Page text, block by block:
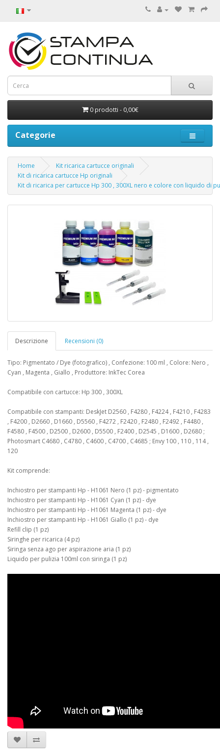
0 prodotti - 0,00€
Categorie
Home
Kit ricarica cartucce originali
Kit di ricarica cartucce Hp originali
Kit di ricarica per cartucce Hp 300 , 300XL nero e colore con liquido di
Descrizione Recensioni (0)
Tipo: Pigmentato / Dye (fotografico) , Confezione: 100 ml , Colore: Nero ,
Cyan , Magenta , Giallo , Produttore: InkTec Corea
Compatibile con cartucce: Hp 300 , 300XL
Compatibile con stampanti: DeskJet D2560 , F4280 , F4224 , F4210 , F4283
, F4200 , D2660 , D1660 , D5560 , F4272 , F2420 , F2480 , F2492 , F4480 ,
F4580 , F4500 , D2500 , D2600 , D5500 , F2400 , D2545 , D1600 , D2680 ;
Photosmart C4680 , C4780 , C4600 , C4700 , C4685 ; Envy 100 , 110 , 114 ,
120
Kit comprende:
Inchiostro per stampanti Hp - H1061 Nero (1 pz) - pigmentato
Inchiostro per stampanti Hp - H1061 Cyan (1 pz) - dye
Inchiostro per stampanti Hp - H1061 Magenta (1 pz) - dye
Inchiostro per stampanti Hp - H1061 Giallo (1 pz) - dye
Refill clip (1 pz)
Siringhe per ricarica (4 pz)
Siringa senza ago per aspirazione aria (1 pz)
Liquido per pulizia 100ml con siringa (1 pz)